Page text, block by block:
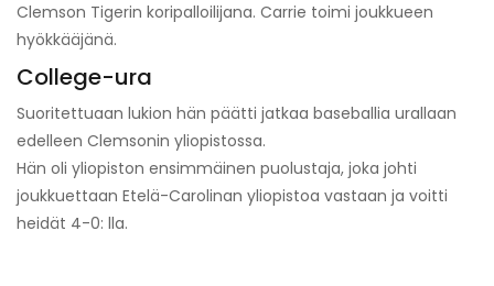
Clemson Tigerin koripalloilijana. Carrie toimi joukkueen
hyökkääjänä.
College-ura
Suoritettuaan lukion hän päätti jatkaa baseballia urallaan
edelleen Clemsonin yliopistossa.
Hän oli yliopiston ensimmäinen puolustaja, joka johti
joukkuettaan Etelä-Carolinan yliopistoa vastaan ​​ja voitti
heidät 4-0: lla.